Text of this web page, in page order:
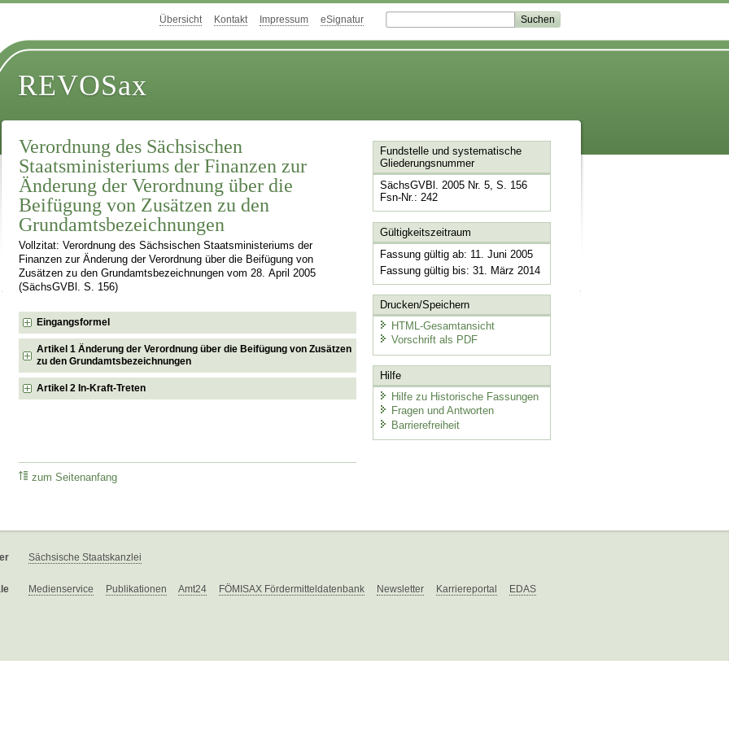
Übersicht Kontakt Impressum eSignatur
REVOSax
Verordnung des Sächsischen
Staatsministeriums der Finanzen zur
Änderung der Verordnung über die
Beifügung von Zusätzen zu den
Grundamtsbezeichnungen
Vollzitat: Verordnung des Sächsischen Staatsministeriums der
Finanzen zur Änderung der Verordnung über die Beifügung von
Zusätzen zu den Grundamtsbezeichnungen vom 28. April 2005
(SächsGVBl. S. 156)
Eingangsformel
Artikel 1 Änderung der Verordnung über die Beifügung von Zusätzen
zu den Grundamtsbezeichnungen
Artikel 2 In-Kraft-Treten
zum Seitenanfang
Fundstelle und systematische
Gliederungsnummer
SächsGVBl. 2005 Nr. 5, S. 156
Fsn-Nr.: 242
Gültigkeitszeitraum
Fassung gültig ab: 11. Juni 2005
Fassung gültig bis: 31. März 2014
Drucken/Speichern
HTML-Gesamtansicht
Vorschrift als PDF
Hilfe
Hilfe zu Historische Fassungen
Fragen und Antworten
Barrierefreiheit
Sächsische Staatskanzlei
Medienservice Publikationen Amt24 FÖMISAX Fördermitteldatenbank Newsletter Karriereportal EDAS